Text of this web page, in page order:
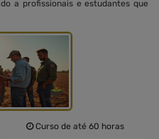
a profissionais e estudantes que
Curso de até 60 horas